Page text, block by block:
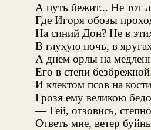
А путь бежит... Не тот
Где Игоря обозы
На синий Дон? Не в
В глухую ночь, в
А днем орлы на
Его в степи
И клектом псов на
Грозя ему великою
— Гей, отзовись,
Ответь мне, ветер